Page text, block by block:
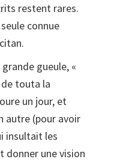
restent rares.
connue
gueule, «
touta la
un jour, et
autre (pour avoir
insultait les
donner une vision